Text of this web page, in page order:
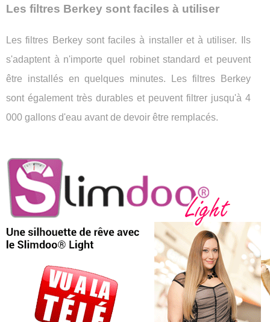
Les filtres Berkey sont faciles à utiliser
Les filtres Berkey sont faciles à installer et à utiliser. Ils
s'adaptent à n'importe quel robinet standard et peuvent
être installés en quelques minutes. Les filtres Berkey
sont également très durables et peuvent filtrer jusqu'à 4
000 gallons d'eau avant de devoir être remplacés.